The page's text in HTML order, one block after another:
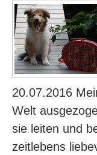
20.07.2016
Welt
sie leiten und
zeitlebens